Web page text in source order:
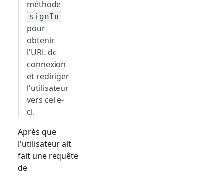
méthode
signIn
pour
obtenir
l'URL de
connexion
et rediriger
l'utilisateur
vers celle-
ci.
Après que
l'utilisateur ait
fait une requête
de